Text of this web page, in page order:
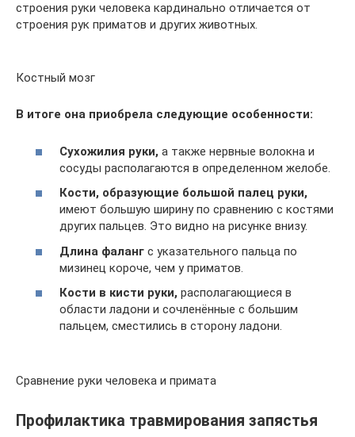
строения руки человека кардинально отличается от
строения рук приматов и других животных.
Костный мозг
В итоге она приобрела следующие особенности:
Сухожилия руки, а также нервные волокна и
сосуды располагаются в определенном желобе.
Кости, образующие большой палец руки,
имеют большую ширину по сравнению с костями
других пальцев. Это видно на рисунке внизу.
Длина фаланг с указательного пальца по
мизинец короче, чем у приматов.
Кости в кисти руки, располагающиеся в
области ладони и сочленённые с большим
пальцем, сместились в сторону ладони.
Сравнение руки человека и примата
Профилактика травмирования запястья